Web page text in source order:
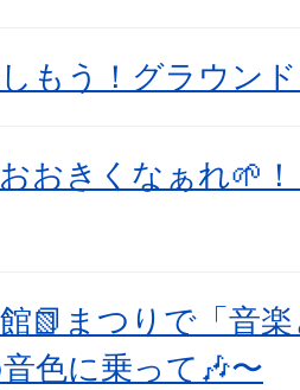
もう！グラウン
おきくなぁれ🌱
📗まつりで「音
色に乗って🎶〜